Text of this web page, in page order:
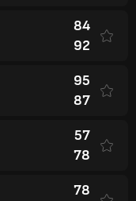
84
92
95
87
57
78
78